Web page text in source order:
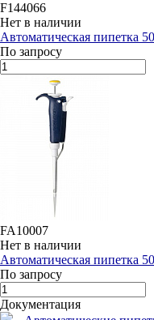
F144066
Нет в наличии
Автоматическая пипетка
По запросу
FA10007
Нет в наличии
Автоматическая пипетка
По запросу
Документация